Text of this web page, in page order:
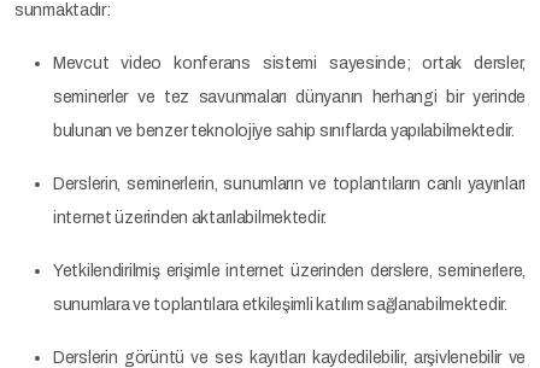
sunmaktadır:
Mevcut video konferans sistemi sayesinde; ortak dersler,
seminerler ve tez savunmaları dünyanın herhangi bir yerinde
bulunan ve benzer teknolojiye sahip sınıflarda yapılabilmektedir.
Derslerin, seminerlerin, sunumların ve toplantıların canlı yayınları
internet üzerinden aktarılabilmektedir.
Yetkilendirilmiş erişimle internet üzerinden derslere, seminerlere,
sunumlara ve toplantılara etkileşimli katılım sağlanabilmektedir.
Derslerin görüntü ve ses kayıtları kaydedilebilir, arşivlenebilir ve